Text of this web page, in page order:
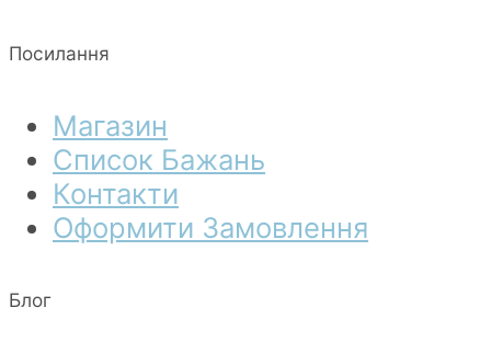
Посилання
Магазин
Список Бажань
Контакти
Оформити Замовлення
Блог